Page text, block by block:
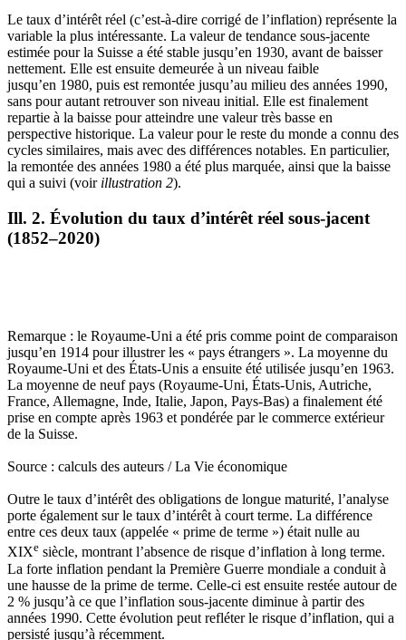
Le taux d’intérêt réel (c’est-à-dire corrigé de l’inflation) représente la
variable la plus intéressante. La valeur de tendance sous-jacente
estimée pour la Suisse a été stable jusqu’en 1930, avant de baisser
nettement. Elle est ensuite demeurée à un niveau faible
jusqu’en 1980, puis est remontée jusqu’au milieu des années 1990,
sans pour autant retrouver son niveau initial. Elle est finalement
repartie à la baisse pour atteindre une valeur très basse en
perspective historique. La valeur pour le reste du monde a connu des
cycles similaires, mais avec des différences notables. En particulier,
la remontée des années 1980 a été plus marquée, ainsi que la baisse
qui a suivi (voir illustration 2).
Ill. 2. Évolution du taux d’intérêt réel sous-jacent
(1852–2020)
Remarque : le Royaume-Uni a été pris comme point de comparaison
jusqu’en 1914 pour illustrer les « pays étrangers ». La moyenne du
Royaume-Uni et des États-Unis a ensuite été utilisée jusqu’en 1963.
La moyenne de neuf pays (Royaume-Uni, États-Unis, Autriche,
France, Allemagne, Inde, Italie, Japon, Pays-Bas) a finalement été
prise en compte après 1963 et pondérée par le commerce extérieur
de la Suisse.
Source : calculs des auteurs / La Vie économique
Outre le taux d’intérêt des obligations de longue maturité, l’analyse
porte également sur le taux d’intérêt à court terme. La différence
entre ces deux taux (appelée « prime de terme ») était nulle au
XIXe siècle, montrant l’absence de risque d’inflation à long terme.
La forte inflation pendant la Première Guerre mondiale a conduit à
une hausse de la prime de terme. Celle-ci est ensuite restée autour de
2 % jusqu’à ce que l’inflation sous-jacente diminue à partir des
années 1990. Cette évolution peut refléter le risque d’inflation, qui a
persisté jusqu’à récemment.